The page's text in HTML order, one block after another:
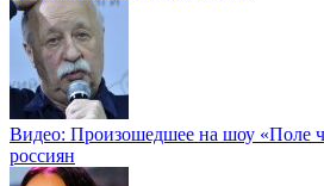
Видео: Произошедшее на шоу «Поле
россиян